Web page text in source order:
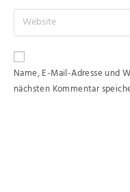
Name, E-Mail-Adresse und
nächsten Kommentar